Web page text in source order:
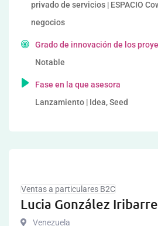
privado de servicios | ESPACIO
negocios
Grado de innovación de los
Notable
Fase en la que asesora
Lanzamiento | Idea, Seed
Ventas a particulares B2C
Lucia González
Venezuela